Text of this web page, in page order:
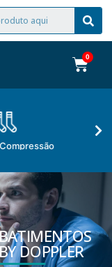
Descartáveis
DOPPLER